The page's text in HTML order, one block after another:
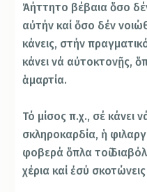
Ἀήττητο βέβαια ὅσο
αὐτήν καί ὅσο δέν
κάνεις, στήν
κάνει νά αὐτοκτονῇς,
ἁμαρτία.
Τό μίσος π.χ., σέ κάνει
σκληροκαρδία, ἡ
φοβερά ὅπλα τοῦ
χέρια καί ἐσύ